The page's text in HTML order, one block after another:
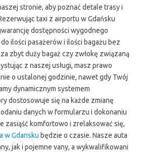
stronie, aby poznać detale trasy i
taxi z air­portu w Gdańsku
dostępności wygodnego
ilości pasażerów i ilości bagażu bez
zbyt duży bagaż czy zwłokę związaną
z naszej usługi, masz prawo
o ustalonej godzinie, nawet gdy Twój
dynamicznym systemem
dostosowuje się na każde zmianę
danych w formularzu i dokonaniu
zasiąść komfortowo i zrelaksować się,
w Gdansku będzie o czasie. Nasze auta
jak i pojemne vany, a wykwalifikowani